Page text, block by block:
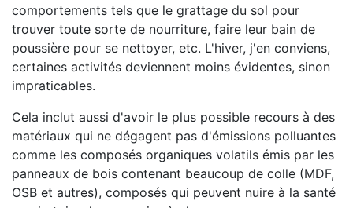
comportements tels que le grattage du sol pour
trouver toute sorte de nourriture, faire leur bain de
poussière pour se nettoyer, etc. L'hiver, j'en conviens,
certaines activités deviennent moins évidentes, sinon
impraticables.
Cela inclut aussi d'avoir le plus possible recours à des
matériaux qui ne dégagent pas d'émissions polluantes
comme les composés organiques volatils émis par les
panneaux de bois contenant beaucoup de colle (MDF,
OSB et autres), composés qui peuvent nuire à la santé